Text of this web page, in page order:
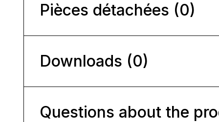
Pièces détachées (0)
Downloads (0)
Questions about the